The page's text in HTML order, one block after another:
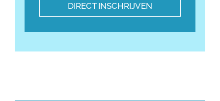
DIRECT INSCHRIJVEN